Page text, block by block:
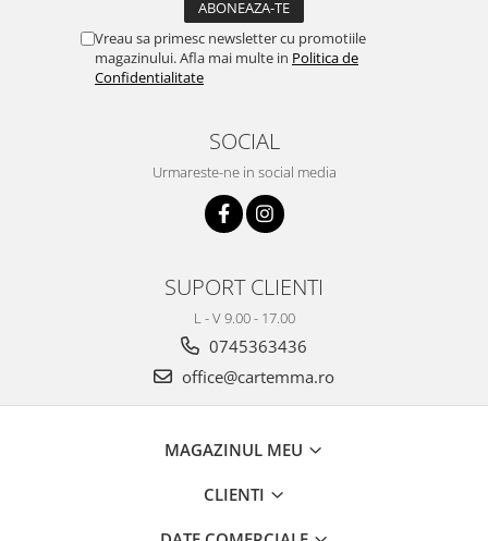
Editura Portocala Albastră
Editura Scriptum
Vreau sa primesc newsletter cu promotiile
magazinului. Afla mai multe in Politica de
Confidentialitate
SOCIAL
Urmareste-ne in social media
SUPORT CLIENTI
L - V 9.00 - 17.00
0745363436
office@cartemma.ro
MAGAZINUL MEU
CLIENTI